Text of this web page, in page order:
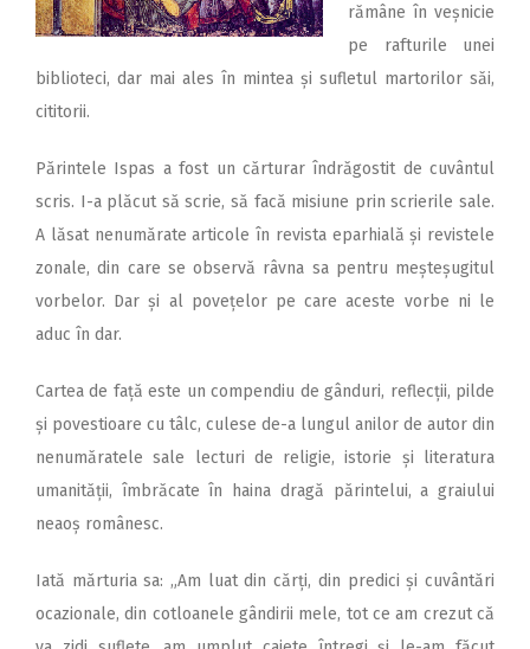
rămâne în veșnicie
pe rafturile unei
biblioteci, dar mai ales în mintea și sufletul martorilor săi,
cititorii.
Părintele Ispas a fost un cărturar îndrăgostit de cuvântul
scris. I-a plăcut să scrie, să facă misiune prin scrierile sale.
A lăsat nenumărate articole în revista eparhială și revistele
zonale, din care se observă râvna sa pentru meșteșugitul
vorbelor. Dar și al povețelor pe care aceste vorbe ni le
aduc în dar.
Cartea de față este un compendiu de gânduri, reflecții, pilde
și povestioare cu tâlc, culese de-a lungul anilor de autor din
nenumăratele sale lecturi de religie, istorie și literatura
umanității, îmbrăcate în haina dragă părintelui, a graiului
neaoș românesc.
Iată mărturia sa: „Am luat din cărți, din predici și cuvântări
ocazionale, din cotloanele gândirii mele, tot ce am crezut că